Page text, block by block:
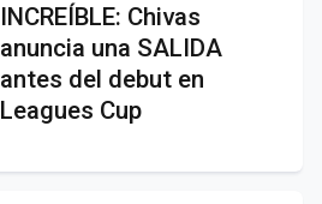
INCREÍBLE: Chivas
anuncia una SALIDA
antes del debut en
Leagues Cup